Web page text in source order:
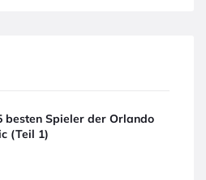
besten Spieler der Orlando
(Teil 1)